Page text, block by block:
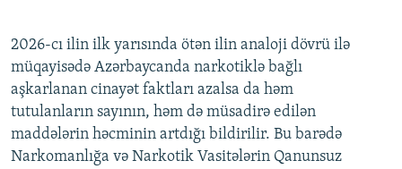
2026-cı ilin ilk yarısında ötən ilin analoji dövrü ilə
müqayisədə Azərbaycanda narkotiklə bağlı
aşkarlanan cinayət faktları azalsa da həm
tutulanların sayının, həm də müsadirə edilən
maddələrin həcminin artdığı bildirilir. Bu barədə
Narkomanlığa və Narkotik Vasitələrin Qanunsuz